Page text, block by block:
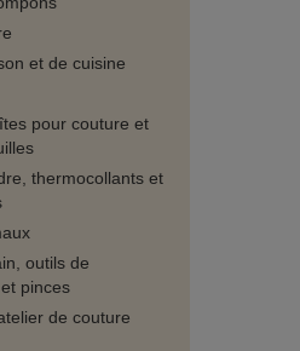
et de cuisine
pour couture et
thermocollants et
outils de
pinces
de couture